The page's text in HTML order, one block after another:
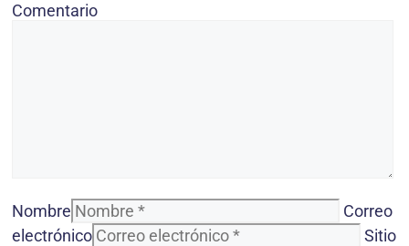
Comentario
Nombre
Correo
electrónico
Sitio